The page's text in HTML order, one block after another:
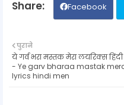
Facebook
पुराने
ये गर्व भरा मस्तक मेरा लयरिक्स
- Ye garv bharaa mastak
lyrics hindi men